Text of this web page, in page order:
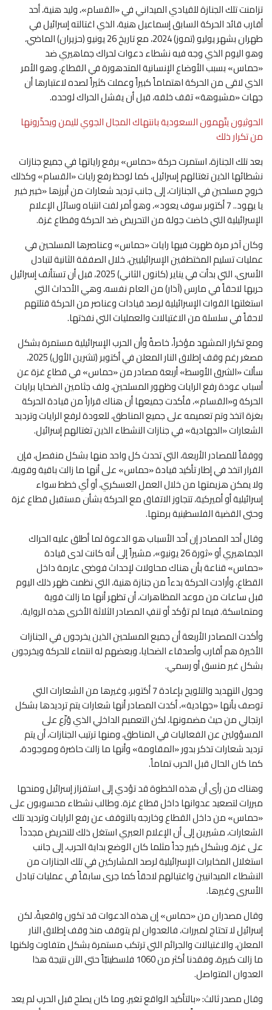
تزامنت تلك الجنازة للقيادي الميداني في «القسام»، وليد هنية، أحد
أقارب قائد الحركة السابق إسماعيل هنية، الذي اغتالته إسرائيل في
طهران بشهر يوليو (تموز) 2024، مع تاريخ 26 يونيو (حزيران) الماضي،
وهو اليوم الذي وجه فيه نشطاء دعوات لحراك جماهيري ضد
«حماس» بسبب الأوضاع الإنسانية المتدهورة في القطاع، وهو الأمر
الذي لاقى من الحركة اهتماماً كبيراً وعملت كثيراً لصده لاعتبارها أن
جهات «مشبوهة» تقف خلفه، قبل أن يفشل الحراك لوحده.
الحوثيون يتّهمون السعودية بانتهاك المجال الجوي لليمن ويحذّرونها
من تكرار ذلك
بعد تلك الجنازة، استمرت حركة «حماس» برفع راياتها في جميع جنازات
نشطائها الذين تغتالهم إسرائيل، كما لوحظ رفع رايات «القسام» وكذلك
خروج مسلحين في الجنازات، إلى جانب ترديد شعارات من أبرزها «خيبر خيبر
يا يهود.. 7 أكتوبر سوف يعود»، وهو أمر لفت انتباه وسائل الإعلام
الإسرائيلية التي خاضت جولة من التحريض ضد الحركة وقطاع غزة.
وكان آخر مرة ظهرت فيها رايات «حماس» وعناصرها المسلحين في
عمليات تسليم المختطفين الإسرائيليين، خلال الصفقة الثانية لتبادل
الأسرى، التي بدأت في يناير (كانون الثاني) 2025، قبل أن تستأنف إسرائيل
حربها لاحقاً في مارس (آذار) من العام نفسه، وهي الأحداث التي
استغلتها القوات الإسرائيلية لرصد قيادات وعناصر من الحركة قتلتهم
لاحقاً في سلسلة من الاغتيالات والعمليات التي نفذتها.
ومع تكرار المشهد مؤخراً، خاصةً وأن الحرب الإسرائيلية مستمرة بشكل
مصغر رغم وقف إطلاق النار المعلن في أكتوبر (تشرين الأول) 2025،
سألت «الشرق الأوسط» أربعة مصادر من «حماس» في قطاع غزة عن
أسباب عودة رفع الرايات وظهور المسلحين، ولف جثامين الضحايا برايات
الحركة و«القسام»، فأكدت جميعها أن هناك قراراً من قيادة الحركة
بغزة اتخذ وتم تعميمه على جميع المناطق، للعودة لرفع الرايات وترديد
الشعارات «الجهادية» في جنازات النشطاء الذين تغتالهم إسرائيل.
ووفقاً للمصادر الأربعة، التي تحدث كل واحد منها بشكل منفصل، فإن
القرار اتخذ في إطار تأكيد قيادة «حماس» على أنها ما زالت باقية وقوية،
ولا يمكن هزيمتها من خلال العمل العسكري، أو أي خطط سواء
إسرائيلية أو أميركية، تتجاوز الاتفاق مع الحركة بشأن مستقبل قطاع غزة
وحتى القضية الفلسطينية برمتها.
وقال أحد المصادر إن أحد الأسباب هو الدعوة لما أطلق عليه الحراك
الجماهيري أو «ثورة 26 يونيو»، مشيراً إلى أنه كانت لدى قيادة
«حماس» قناعة بأن هناك محاولات لإحداث فوضى عارمة داخل
القطاع، وأرادت الحركة بدءاً من جنازة هنية، التي نظمت ظهر ذلك اليوم
قبل ساعات من موعد المظاهرات، أن تظهر أنها ما زالت قوية
ومتماسكة. فيما لم تؤكد أو تنفِ المصادر الثلاثة الأخرى هذه الرواية.
وأكدت المصادر الأربعة أن جميع المسلحين الذين يخرجون في الجنازات
الأخيرة هم أقارب وأصدقاء الضحايا، وبعضهم له انتماء للحركة ويخرجون
بشكل غير منسق أو رسمي.
وحول التهديد والتلويح بإعادة 7 أكتوبر، وغيرها من الشعارات التي
توصف بأنها «جهادية»، أكدت المصادر أنها شعارات يتم ترديدها بشكل
ارتجالي من حيث مضمونها، لكن التعميم الداخلي الذي وُزّع على
المسؤولين عن الفعاليات في المناطق، ومنها ترتيب الجنازات، أن يتم
ترديد شعارات تذكر بدور «المقاومة» وأنها ما زالت حاضرة وموجودة،
كما كان الحال قبل الحرب تماماً.
وهناك من رأى أن هذه الخطوة قد تؤدي إلى استفزاز إسرائيل ومنحها
مبررات لتصعيد عدوانها داخل قطاع غزة. وطالب نشطاء محسوبون على
«حماس» من داخل القطاع وخارجه بالتوقف عن رفع الرايات وترديد تلك
الشعارات، مشيرين إلى أن الإعلام العبري استغل ذلك للتحريض مجدداً
على غزة، وبشكل كبير جداً مثلما كان الوضع بداية الحرب، إلى جانب
استغلال المخابرات الإسرائيلية لرصد المشاركين في تلك الجنازات من
النشطاء الميدانيين واغتيالهم لاحقاً كما جرى سابقاً في عمليات تبادل
الأسرى وغيرها.
وقال مصدران من «حماس» إن هذه الدعوات قد تكون واقعيةً، لكن
إسرائيل لا تحتاج لمبررات، فالعدوان لم يتوقف منذ وقف إطلاق النار
المعلن، والاغتيالات والجرائم التي ترتكب مستمرة بشكل متفاوت ولكنها
ما زالت كبيرة، وفقدنا أكثر من 1060 فلسطينيّاً حتى الآن نتيجة هذا
العدوان المتواصل.
وقال مصدر ثالث: «بالتأكيد الواقع تغير، وما كان يصلح قبل الحرب لم يعد